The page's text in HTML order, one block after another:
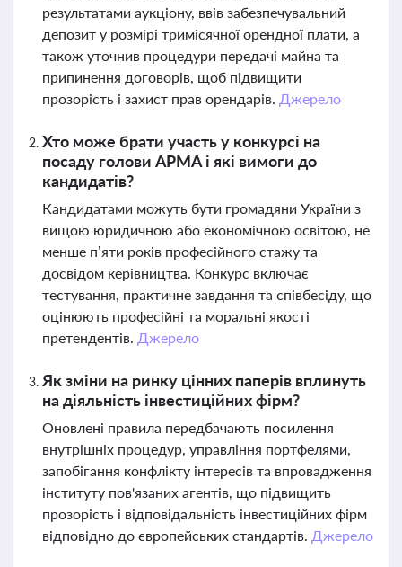
результатами аукціону, ввів забезпечувальний
депозит у розмірі тримісячної орендної плати, а
також уточнив процедури передачі майна та
припинення договорів, щоб підвищити
прозорість і захист прав орендарів. Джерело
Хто може брати участь у конкурсі на
посаду голови АРМА і які вимоги до
кандидатів?
Кандидатами можуть бути громадяни України з
вищою юридичною або економічною освітою, не
менше п’яти років професійного стажу та
досвідом керівництва. Конкурс включає
тестування, практичне завдання та співбесіду, що
оцінюють професійні та моральні якості
претендентів. Джерело
Як зміни на ринку цінних паперів вплинуть
на діяльність інвестиційних фірм?
Оновлені правила передбачають посилення
внутрішніх процедур, управління портфелями,
запобігання конфлікту інтересів та впровадження
інституту пов'язаних агентів, що підвищить
прозорість і відповідальність інвестиційних фірм
відповідно до європейських стандартів. Джерело